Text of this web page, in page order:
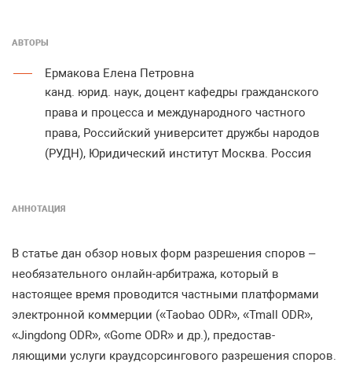
АВТОРЫ
Ермакова Елена Петровна
канд. юрид. наук, доцент кафедры гражданского
права и процесса и международного частного
права, Российский университет дружбы народов
(РУДН), Юридический институт Москва. Россия
АННОТАЦИЯ
В статье дан обзор новых форм разрешения споров –
необязательного онлайн-арбитража, который в
настоящее время проводится частными платформами
электронной коммерции («Taobao ODR», «Tmall ODR»,
«Jingdong ODR», «Gome ODR» и др.), предостав-
ляющими услуги краудсорсингового разрешения споров.